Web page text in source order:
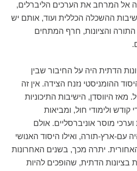
אל המרחב את הערכים הליברלים,
ההשכלה הכללית ועוד, אותם יש
והציונות, חרף המתחים
הדתית היה על החיבור שבין
ההומניסטי נזנח הצידה. אין זה
היווסדן, הישיבות התיכוניות
קודש ולימודי חול, ומביאות
מוסר אוניברסליים. אולם
ארץ-תורה, ואילו היסוד האנושי
יתרה מכך, בשנים האחרונות
בציונות הדתית, שהופכים להיות